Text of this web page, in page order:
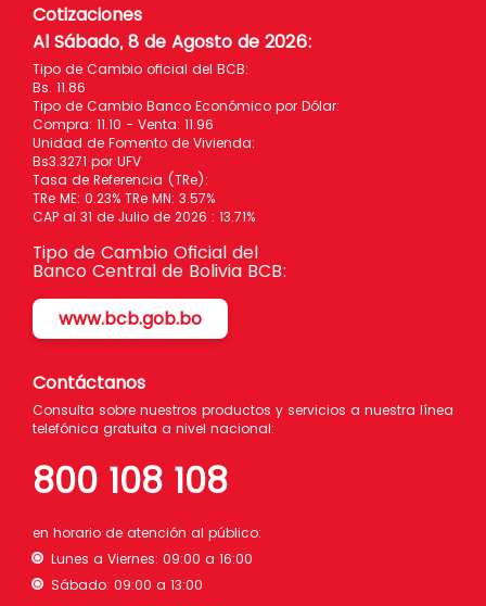
Cotizaciones
Al Sábado, 8 de Agosto de 2026:
Tipo de Cambio oficial del BCB:
Bs. 11.86
Tipo de Cambio Banco Económico por Dólar:
Compra: 11.10 - Venta: 11.96
Unidad de Fomento de Vivienda:
Bs3.3271 por UFV
Tasa de Referencia (TRe):
TRe ME: 0.23% TRe MN: 3.57%
CAP al 31 de Julio de 2026 : 13.71%
Tipo de Cambio Oficial del
Banco Central de Bolivia BCB:
www.bcb.gob.bo
Contáctanos
Consulta sobre nuestros productos y servicios a nuestra línea
telefónica gratuita a nivel nacional:
800 108 108
en horario de atención al público:
Lunes a Viernes: 09:00 a 16:00
Sábado: 09:00 a 13:00